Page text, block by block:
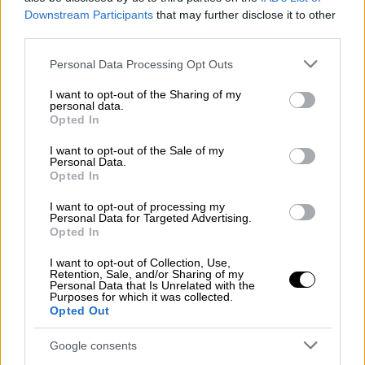
Downstream Participants that may further disclose it to other
Please note that this website/app uses one or more Google
not limited to your visit or usage behaviour. You may click to
grant or deny consent to Google and its third-party tags to
use your data for below specified purposes in below Google
consent section.
Personal Data Processing Opt Outs
I want to opt-out of the Sharing of my
personal data.
Opted In
I want to opt-out of the Sale of my
Personal Data.
Opted In
I want to opt-out of processing my
Personal Data for Targeted Advertising.
Opted In
I want to opt-out of Collection, Use,
Retention, Sale, and/or Sharing of my
Personal Data that Is Unrelated with the
Purposes for which it was collected.
Opted Out
Google consents
Ντελεβίν που έκλεψε την καρδιά του
πρίγκιπα Κωνσταντίνου Αλεξίου
Παρά τα 12 χρόνια διαφοράς τους, ο
βασιλιά Κωνσταντίνου Β' και η αδερφή του
διάσημου μοντέλου Cara Delevingne ζουν